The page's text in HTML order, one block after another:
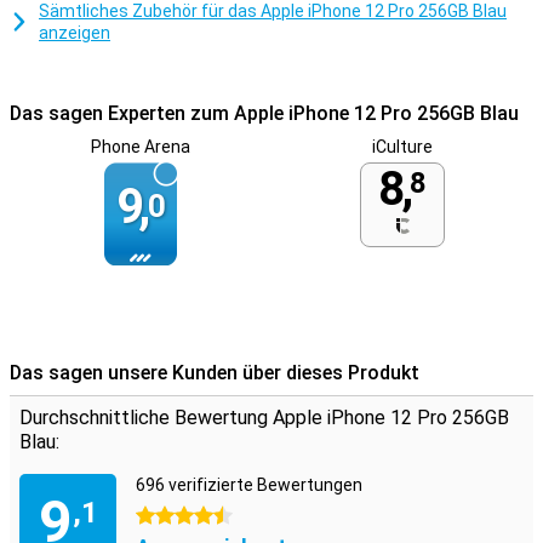
entschieden, um Verpackung und Abfall zu sparen. Das bedeutet,
dass Du sie separat kaufen musst, wenn Du sie noch nicht hast. Im
Sämtliches Zubehör für das Apple iPhone 12 Pro 256GB Blau
anzeigen
Das sagen Experten zum Apple iPhone 12 Pro 256GB Blau
Phone Arena
9,0
iCulture
8,8
Das sagen unsere Kunden über dieses Produkt
Durchschnittliche Bewertung Apple iPhone 12 Pro 256GB
Blau:
9,1
696 verifizierte Bewertungen
4.5 Sterne